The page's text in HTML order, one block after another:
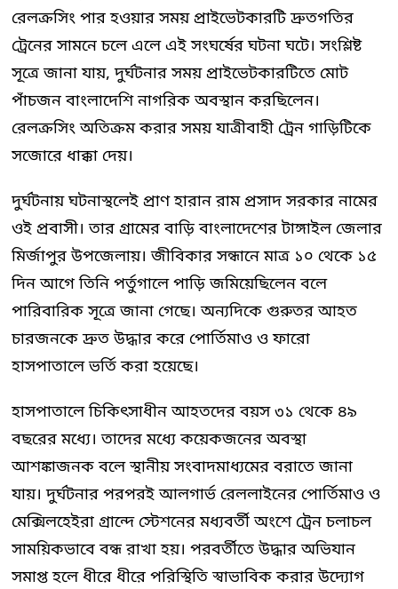
রেলক্রসিং পার হওয়ার সময় প্রাইভেটকারটি দ্রুতগতির
ট্রেনের সামনে চলে এলে এই সংঘর্ষের ঘটনা ঘটে। সংশ্লিষ্ট
সূত্রে জানা যায়, দুর্ঘটনার সময় প্রাইভেটকারটিতে মোট
পাঁচজন বাংলাদেশি নাগরিক অবস্থান করছিলেন।
রেলক্রসিং অতিক্রম করার সময় যাত্রীবাহী ট্রেন গাড়িটিকে
সজোরে ধাক্কা দেয়।
দুর্ঘটনায় ঘটনাস্থলেই প্রাণ হারান রাম প্রসাদ সরকার নামের
ওই প্রবাসী। তার গ্রামের বাড়ি বাংলাদেশের টাঙ্গাইল জেলার
মির্জাপুর উপজেলায়। জীবিকার সন্ধানে মাত্র ১০ থেকে ১৫
দিন আগে তিনি পর্তুগালে পাড়ি জমিয়েছিলেন বলে
পারিবারিক সূত্রে জানা গেছে। অন্যদিকে গুরুতর আহত
চারজনকে দ্রুত উদ্ধার করে পোর্তিমাও ও ফারো
হাসপাতালে ভর্তি করা হয়েছে।
হাসপাতালে চিকিৎসাধীন আহতদের বয়স ৩১ থেকে ৪৯
বছরের মধ্যে। তাদের মধ্যে কয়েকজনের অবস্থা
আশঙ্কাজনক বলে স্থানীয় সংবাদমাধ্যমের বরাতে জানা
যায়। দুর্ঘটনার পরপরই আলগার্ভ রেললাইনের পোর্তিমাও ও
মেক্সিলহেইরা গ্রান্দে স্টেশনের মধ্যবর্তী অংশে ট্রেন চলাচল
সাময়িকভাবে বন্ধ রাখা হয়। পরবর্তীতে উদ্ধার অভিযান
সমাপ্ত হলে ধীরে ধীরে পরিস্থিতি স্বাভাবিক করার উদ্যোগ